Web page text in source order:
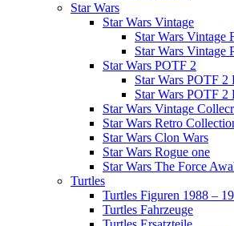
Star Wars
Star Wars Vintage
Star Wars Vintage
Star Wars Vintage
Star Wars POTF 2
Star Wars POTF 2
Star Wars POTF 2
Star Wars Vintage
Star Wars Retro
Star Wars Clon Wars
Star Wars Rogue one
Star Wars The Force
Turtles
Turtles Figuren 1988 –
Turtles Fahrzeuge